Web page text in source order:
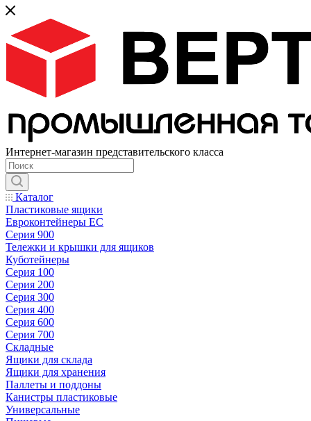
Интернет-магазин представительского класса
Каталог
Пластиковые ящики
Евроконтейнеры ЕС
Серия 900
Тележки и крышки для ящиков
Куботейнеры
Серия 100
Серия 200
Серия 300
Серия 400
Серия 600
Серия 700
Складные
Ящики для склада
Ящики для хранения
Паллеты и поддоны
Канистры пластиковые
Универсальные